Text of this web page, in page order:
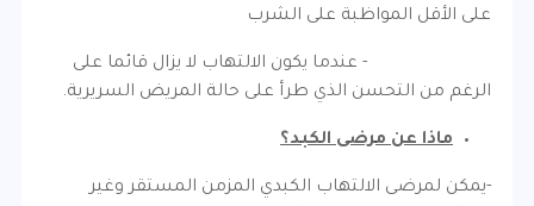
على الأقل المواظبة على الشرب
- عندما يكون الالتهاب لا يزال قائما على
الرغم من التحسن الذي طرأ على حالة المريض السريرية.
ماذا عن مرضى الكبد؟
-يمكن لمرضى الالتهاب الكبدي المزمن المستقر وغير